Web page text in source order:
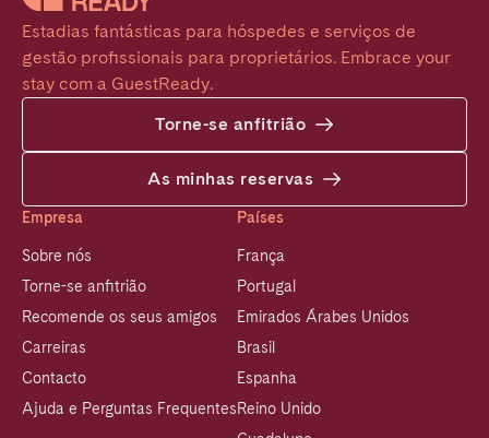
Estadias fantásticas para hóspedes e serviços de
gestão profissionais para proprietários. Embrace your
stay com a GuestReady.
Torne-se anfitrião
As minhas reservas
Empresa
Sobre nós
Torne-se anfitrião
Recomende os seus amigos
Carreiras
Contacto
Ajuda e Perguntas Frequentes
Países
França
Portugal
Emirados Árabes Unidos
Brasil
Espanha
Reino Unido